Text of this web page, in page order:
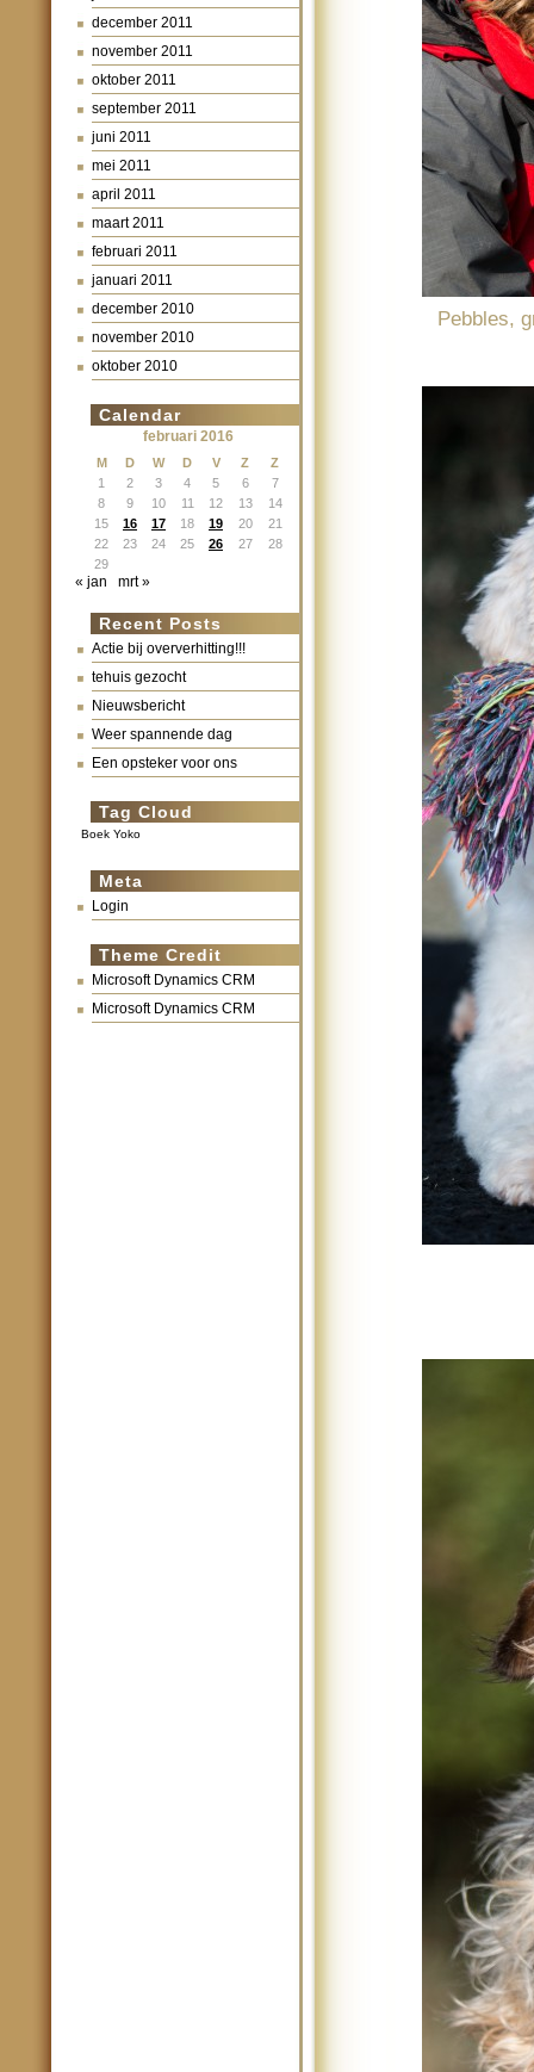
december 2011
november 2011
oktober 2011
september 2011
juni 2011
mei 2011
april 2011
maart 2011
februari 2011
januari 2011
december 2010
november 2010
oktober 2010
Calendar
februari 2016
M D W D V Z
Z
1
2 3 4 5 6
7
8
9 10 11 12 13
14
15
16 17 18 19 20
21
22
23 24 25 26 27
28
29
« jan mrt »
Recent Posts
Actie bij oververhitting!!!
tehuis gezocht
Nieuwsbericht
Weer spannende dag
Een opsteker voor ons
Tag Cloud
Boek Yoko
Meta
Login
Theme Credit
Microsoft Dynamics CRM
Microsoft Dynamics CRM
Pebbles,